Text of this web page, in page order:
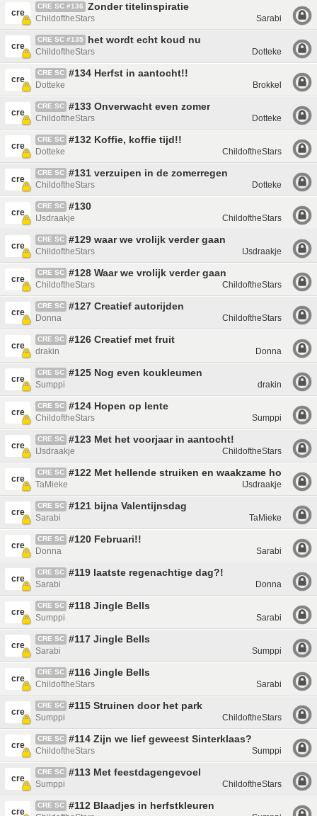
cre
CRE SC #136 Zonder titelinspiratie
ChildoftheStars Sarabi
cre
CRE SC #135 het wordt echt koud nu
ChildoftheStars Dotteke
cre
CRE SC #134 Herfst in aantocht!!
Dotteke Brokkel
cre
CRE SC #133 Onverwacht even zomer
ChildoftheStars Dotteke
cre
CRE SC #132 Koffie, koffie tijd!!
Dotteke ChildoftheStars
cre
CRE SC #131 verzuipen in de zomerregen
ChildoftheStars Dotteke
cre
CRE SC #130
IJsdraakje ChildoftheStars
cre
CRE SC #129 waar we vrolijk verder gaan
ChildoftheStars IJsdraakje
cre
CRE SC #128 Waar we vrolijk verder gaan
ChildoftheStars ChildoftheStars
cre
CRE SC #127 Creatief autorijden
Donna ChildoftheStars
cre
CRE SC #126 Creatief met fruit
drakin Donna
cre
CRE SC #125 Nog even koukleumen
Sumppi drakin
cre
CRE SC #124 Hopen op lente
ChildoftheStars Sumppi
cre
CRE SC #123 Met het voorjaar in aantocht!
IJsdraakje ChildoftheStars
cre
CRE SC #122 Met hellende struiken en waakzame honden
TaMieke IJsdraakje
cre
CRE SC #121 bijna Valentijnsdag
Sarabi TaMieke
cre
CRE SC #120 Februari!!
Donna Sarabi
cre
CRE SC #119 laatste regenachtige dag?!
Sarabi Donna
cre
CRE SC #118 Jingle Bells
Sumppi Sarabi
cre
CRE SC #117 Jingle Bells
Sarabi Sumppi
cre
CRE SC #116 Jingle Bells
ChildoftheStars Sarabi
cre
CRE SC #115 Struinen door het park
Sumppi ChildoftheStars
cre
CRE SC #114 Zijn we lief geweest Sinterklaas?
ChildoftheStars Sumppi
cre
CRE SC #113 Met feestdagengevoel
Sumppi ChildoftheStars
cre
CRE SC #112 Blaadjes in herfstkleuren